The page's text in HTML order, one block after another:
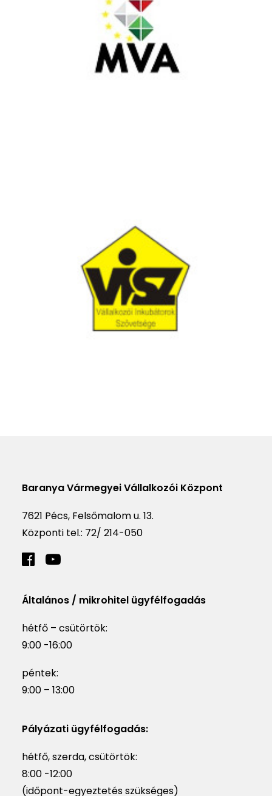
Baranya Vármegyei Vállalkozói Központ
7621 Pécs, Felsőmalom u. 13.
Központi tel.: 72/ 214-050
Általános / mikrohitel ügyfélfogadás
hétfő – csütörtök:
9:00 -16:00
péntek:
9:00 – 13:00
Pályázati ügyfélfogadás:
hétfő, szerda, csütörtök:
8:00 -12:00
(időpont-egyeztetés szükséges)